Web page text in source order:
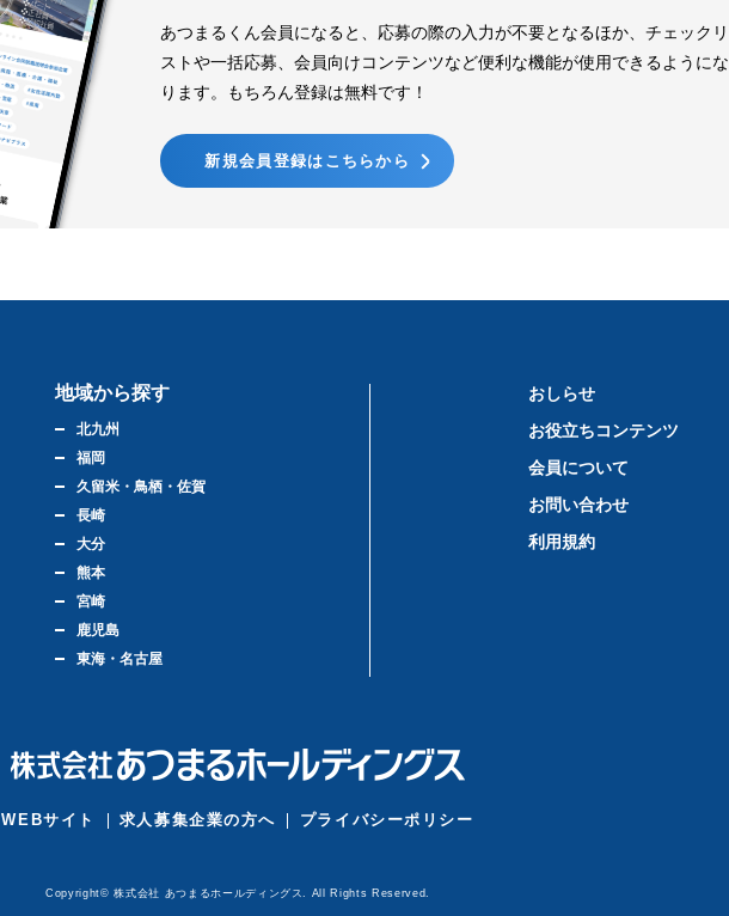
あつまるくん会員になると、応募の際の入力が不要となるほか、チェックリ
ストや一括応募、会員向けコンテンツなど便利な機能が使用できるようにな
ります。もちろん登録は無料です！
新規会員登録はこちらから
地域から探す
北九州
福岡
久留米・鳥栖・佐賀
長崎
大分
熊本
宮崎
鹿児島
東海・名古屋
おしらせ
お役立ちコンテンツ
会員について
お問い合わせ
利用規約
WEBサイト 求人募集企業の方へ プライバシーポリシー
Copyright© 株式会社 あつまるホールディングス. All Rights Reserved.